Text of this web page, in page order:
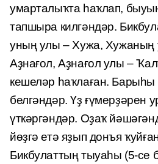
умарталыҡта һаҡлап,
тапшыра килгәндәр.
уның улы – Хужа, Хужаның
Аҙнағол, Аҙнағол улы –
кешеләр һаҡлаған. Барыһы
белгәндәр. Үҙ ғүмерҙәрен
үткәргәндәр. Оҙаҡ
йөҙгә етә яҙып донъя
Бикбулаттың тыуаһы (5-се